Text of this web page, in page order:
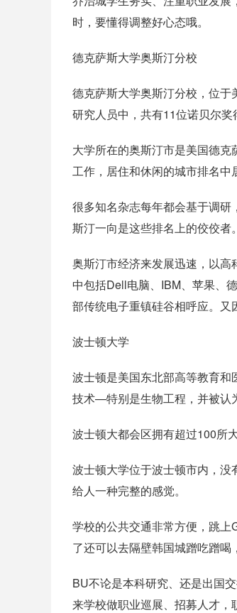
时，要懂得调整好心态哦。
德克萨斯大学奥斯汀分校
德克萨斯大学奥斯汀分校，位
研究人员中，共有11位诺贝尔奖
大学所在的奥斯汀市是美国德
工作，居住和休闲的城市排名中
很多知名杂志每年都会基于调
斯汀一向是这些排名上的佼佼者。
奥斯汀市经济来发展迅速，以
中包括Dell电脑、IBM、苹果、
部传统电子重镇硅谷相呼应。又
波士顿大学
波士顿是美国东北部高等教育
技术—特别是生物工程，并被认
波士顿大都会区拥有超过100所
波士顿大学位于波士顿市内，
给人一种完整的感觉。
学校的公共交通非常方便，跳
了还可以去隔壁韩国城蹭吃蹭喝
BU不论是本科研究、还是出国
来学校做职业巡展、招募人才，